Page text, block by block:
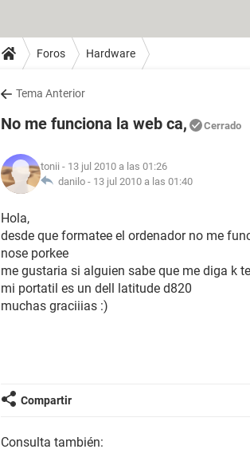
Foros Hardware
Tema Anterior
No me funciona la web ca, Cerrado
tonii - 13 jul 2010 a las 01:26
danilo - 13 jul 2010 a las 01:40
Hola,
desde que formatee el ordenador no me
nose porkee
me gustaria si alguien sabe que me diga k
mi portatil es un dell latitude d820
muchas graciiias :)
Compartir
Consulta también: